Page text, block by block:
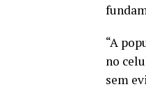
“A
no
sem